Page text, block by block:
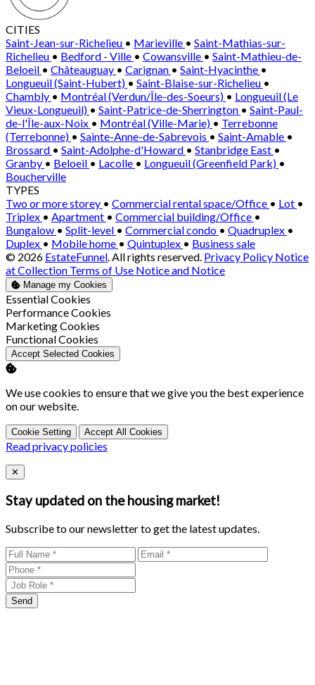
CITIES
Saint-Jean-sur-Richelieu • Marieville • Saint-Mathias-sur-
Richelieu • Bedford - Ville • Cowansville • Saint-Mathieu-de-
Beloeil • Châteauguay • Carignan • Saint-Hyacinthe •
Longueuil (Saint-Hubert) • Saint-Blaise-sur-Richelieu •
Chambly • Montréal (Verdun/Île-des-Soeurs) • Longueuil (Le
Vieux-Longueuil) • Saint-Patrice-de-Sherrington • Saint-Paul-
de-l'Île-aux-Noix • Montréal (Ville-Marie) • Terrebonne
(Terrebonne) • Sainte-Anne-de-Sabrevois • Saint-Amable •
Brossard • Saint-Adolphe-d'Howard • Stanbridge East •
Granby • Beloeil • Lacolle • Longueuil (Greenfield Park) •
Boucherville
TYPES
Two or more storey • Commercial rental space/Office • Lot •
Triplex • Apartment • Commercial building/Office •
Bungalow • Split-level • Commercial condo • Quadruplex •
Duplex • Mobile home • Quintuplex • Business sale
© 2026 EstateFunnel. All rights reserved. Privacy Policy Notice
at Collection Terms of Use Notice and Notice
Manage my Cookies
Enable
Essential Cookies
Enable
Performance Cookies
Enable
Marketing Cookies
Enable
Functional Cookies
Accept Selected Cookies
We use cookies to ensure that we give you the best experience
on our website.
Cookie Setting Accept All Cookies
Read privacy policies
Close
✕
Stay updated on the housing market!
Subscribe to our newsletter to get the latest updates.
Send